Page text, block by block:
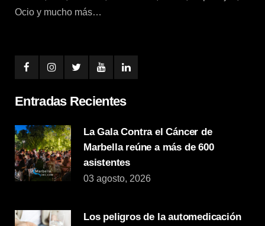
Ocio y mucho más…
Entradas Recientes
La Gala Contra el Cáncer de
Marbella reúne a más de 600
asistentes
03 agosto, 2026
Los peligros de la automedicación